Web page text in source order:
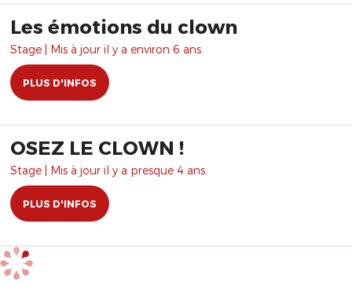
Les émotions du clown
Stage | Mis à jour il y a environ 6 ans.
PLUS D'INFOS
OSEZ LE CLOWN !
Stage | Mis à jour il y a presque 4 ans.
PLUS D'INFOS